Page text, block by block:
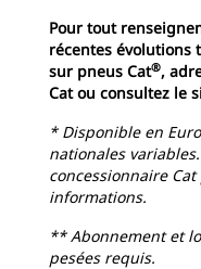
Pour tout
récentes évolutions
sur pneus Cat®,
Cat ou consultez le
* Disponible en
nationales
concessionnaire
informations.
** Abonnement et
pesées requis.